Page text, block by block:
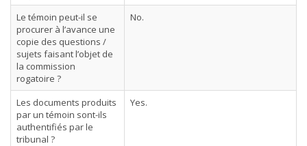
Le témoin peut-il se
procurer à l’avance une
copie des questions /
sujets faisant l’objet de
la commission
rogatoire ?
No.
Les documents produits
par un témoin sont-ils
authentifiés par le
tribunal ?
Yes.